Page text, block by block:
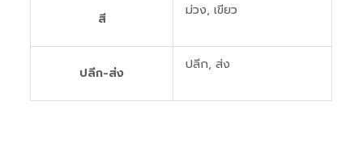
สี ม่วง, เขียว
ปลีก-ส่ง ปลีก, ส่ง